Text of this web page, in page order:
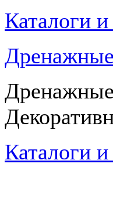
Каталоги
Каталоги